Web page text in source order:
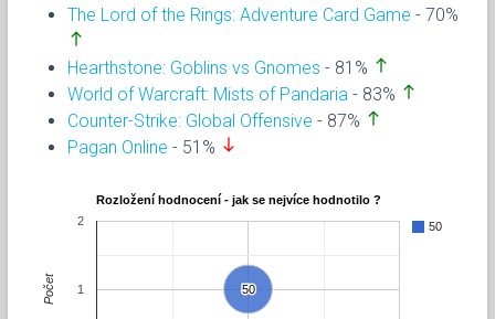
The Lord of the Rings: Adventure Card Game - 70%
north
Hearthstone: Goblins vs Gnomes - 81% north
World of Warcraft: Mists of Pandaria - 83% north
Counter-Strike: Global Offensive - 87% north
Pagan Online - 51% south
Rozložení hodnocení - jak se nejvíce hodnotilo ?
50
50
50
1
2
Počet